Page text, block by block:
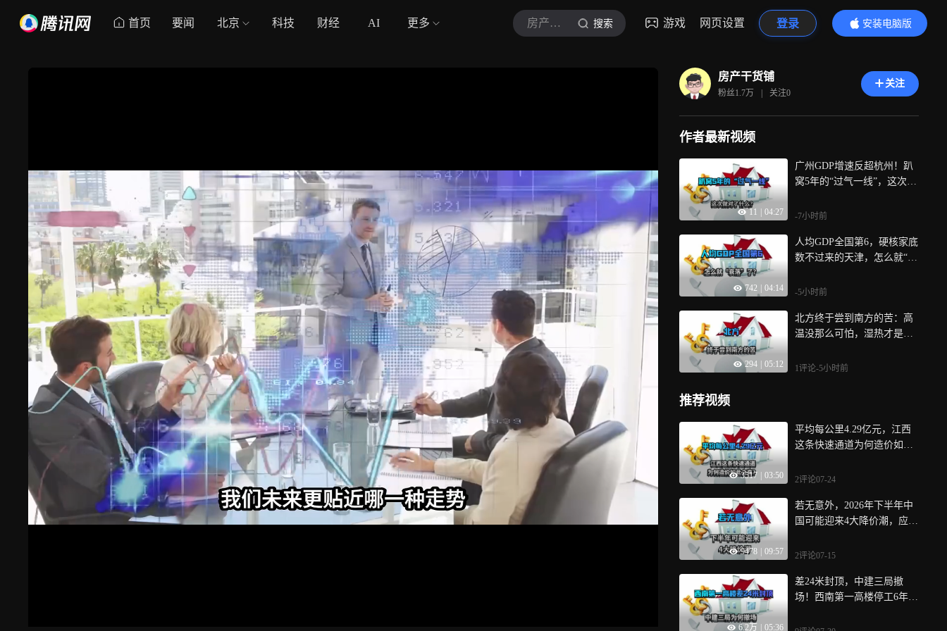
首页 要闻 北京 科技 财经 AI 更多 房产干货铺 搜索 游戏 网页设置 登录
安装电脑版
内容更精彩
房产干货铺
粉丝1.7万 | 关注0
关注
作者最新视频
11 04:27
广州GDP增速反超杭州！趴
窝5年的“过气一线”，这次做
-7小时前
742 04:14
人均GDP全国第6，硬核家底
数不过来的天津，怎么就“衰
-5小时前
294 05:12
北方终于尝到南方的苦：高
温没那么可怕，湿热才是真
1评论-5小时前
推荐视频
3517 03:50
平均每公里4.29亿元，江西
这条快速通道为何造价如此
2评论07-24
9478 09:57
若无意外，2026年下半年中
国可能迎来4大降价潮，应早
2评论07-15
6.2万 05:36
差24米封顶，中建三局撤
场！西南第一高楼停工6年后